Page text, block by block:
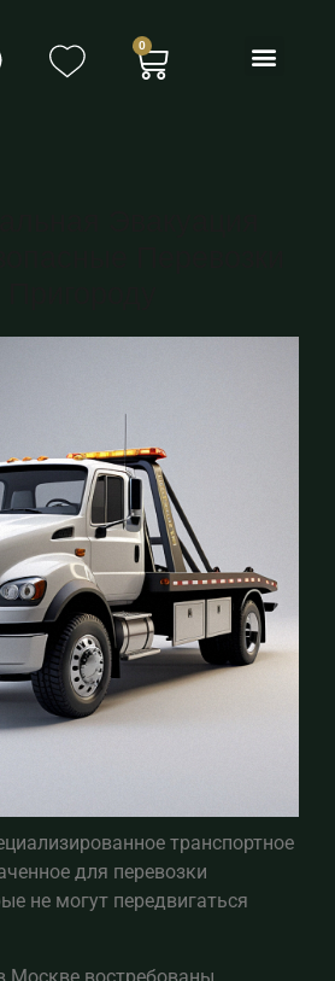
транспортное
для перевозки
не могут передвигаться
Москве востребованы